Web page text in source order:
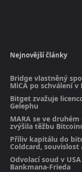
Nejnovější články
Bridge vlastněný
MiCA po schválení v
Bitget zvažuje
Gelephu
MARA se ve
zvýšila těžbu
Příliv kapitálu do
Coldcard, souvislost
Odvolací soud v
Bankmana-Frieda